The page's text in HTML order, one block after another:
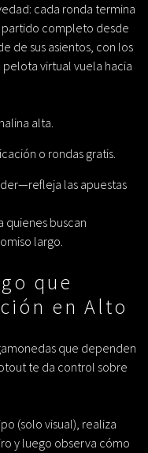
cada ronda termina
partido completo desde
de sus asientos, con los
virtual vuela hacia
alta.
o rondas gratis.
las apuestas
quienes buscan
largo.
que
en Alto
que dependen
te da control sobre
(solo visual), realiza
y luego observa cómo